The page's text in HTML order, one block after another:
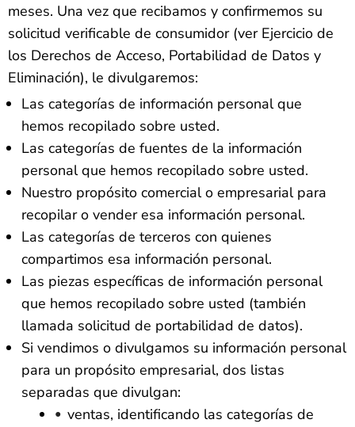
meses. Una vez que recibamos y confirmemos su
solicitud verificable de consumidor (ver Ejercicio de
los Derechos de Acceso, Portabilidad de Datos y
Eliminación), le divulgaremos:
Las categorías de información personal que
hemos recopilado sobre usted.
Las categorías de fuentes de la información
personal que hemos recopilado sobre usted.
Nuestro propósito comercial o empresarial para
recopilar o vender esa información personal.
Las categorías de terceros con quienes
compartimos esa información personal.
Las piezas específicas de información personal
que hemos recopilado sobre usted (también
llamada solicitud de portabilidad de datos).
Si vendimos o divulgamos su información personal
para un propósito empresarial, dos listas
separadas que divulgan:
ventas, identificando las categorías de